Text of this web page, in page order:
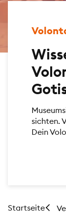
sichten.
Dein
Startseite